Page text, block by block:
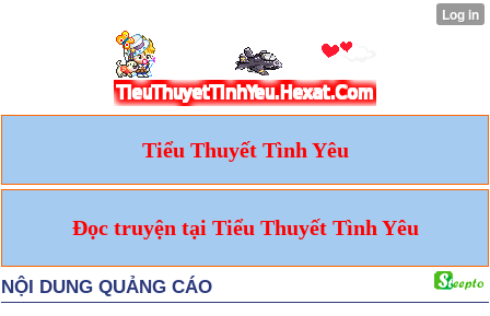
Tiểu Thuyết Tình Yêu
Đọc truyện tại Tiểu Thuyết Tình Yêu